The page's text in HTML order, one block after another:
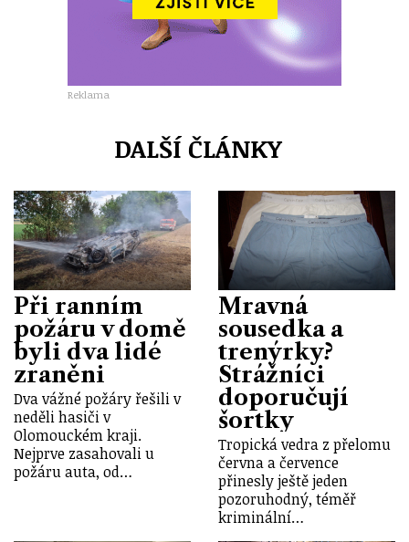
Reklama
DALŠÍ ČLÁNKY
Při ranním
požáru v domě
byli dva lidé
zraněni
Dva vážné požáry řešili v
neděli hasiči v
Olomouckém kraji.
Nejprve zasahovali u
požáru auta, od…
Mravná
sousedka a
trenýrky?
Strážníci
doporučují
šortky
Tropická vedra z přelomu
června a července
přinesly ještě jeden
pozoruhodný, téměř
kriminální…